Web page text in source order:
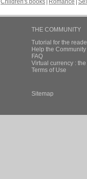
Children's books Romance
THE COMMUNITY
Tutorial for the
Help the
FAQ
Virtual currency :
Terms of Use
Sitemap